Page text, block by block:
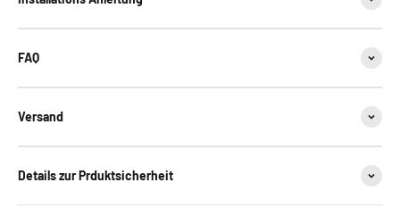
FAQ
Versand
Details zur Prduktsicherheit